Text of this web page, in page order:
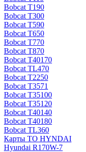
Bobcat T190
Bobcat T300
Bobcat T590
Bobcat T650
Bobcat T770
Bobcat T870
Bobcat T40170
Bobcat TL470
Bobcat Т2250
Bobcat Т3571
Bobcat Т35100
Bobcat Т35120
Bobcat Т40140
Bobcat Т40180
Bobcat ТL360
Карты ТО HYNDAI
Hyundai R170W-7